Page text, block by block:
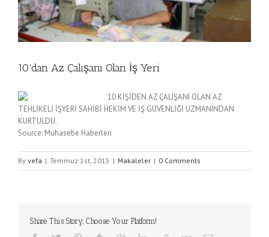
10'dan Az Çalışanı Olan İş Yeri
10 KİŞİDEN AZ ÇALIŞANI OLAN AZ
TEHLİKELİ İŞYERİ SAHİBİ HEKİM VE İŞ GÜVENLİĞİ UZMANINDAN
KURTULDU.
Source: Muhasebe Haberleri
By vefa | Temmuz 1st, 2015 | Makaleler | 0 Comments
Share This Story, Choose Your Platform!